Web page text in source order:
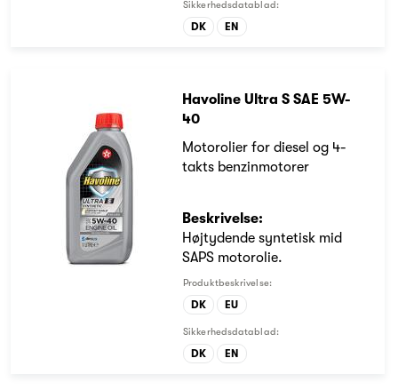
Sikkerhedsdatablad:
DK EN
Havoline Ultra S SAE 5W-
40
Motorolier for diesel og 4-
takts benzinmotorer
Beskrivelse:
Højtydende syntetisk mid
SAPS motorolie.
Produktbeskrivelse:
DK EU
Sikkerhedsdatablad:
DK EN